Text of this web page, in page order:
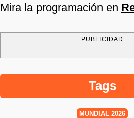
Mira la programación en
PUBLICIDAD
Tags
MUNDIAL 2026